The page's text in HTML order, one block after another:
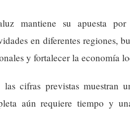
mantiene su apuesta
en diferentes regiones,
y fortalecer la economía
cifras previstas muestran
aún requiere tiempo y